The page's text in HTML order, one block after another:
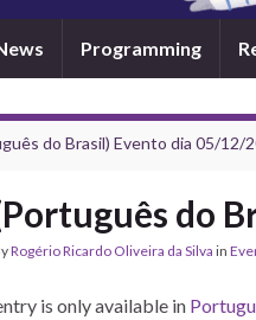
Programming
do Brasil) Evento dia 05/12/
do
Rogério Ricardo Oliveira da Silva in
is only available in